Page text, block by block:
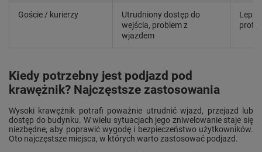
Goście / kurierzy
Utrudniony dostęp do
wejścia, problem z
wjazdem
Kiedy potrzebny jest podjazd pod
krawężnik? Najczęstsze zastosowania
Wysoki krawężnik potrafi poważnie utrudnić wjazd, przejazd lub
dostęp do budynku. W wielu sytuacjach jego zniwelowanie staje się
niezbędne, aby poprawić wygodę i bezpieczeństwo użytkowników.
Oto najczęstsze miejsca, w których warto zastosować podjazd.